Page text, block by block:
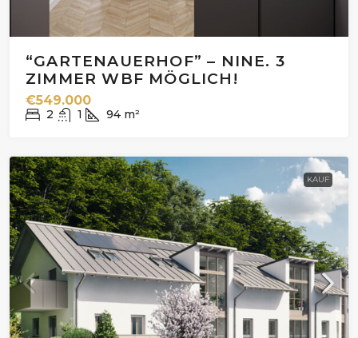
“GARTENAUERHOF” – NINE. 3
ZIMMER WBF MÖGLICH!
€549.000
2 1 94 m²
KAUF